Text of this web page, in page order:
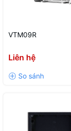
VTM09R
Liên hệ